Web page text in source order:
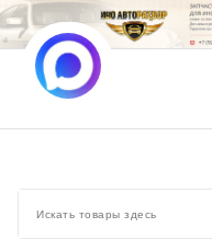
Перейти
к
содержимому